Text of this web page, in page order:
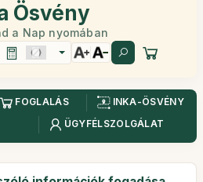
Ösvény
a Nap nyomában
FOGLALÁS
INKA-ÖSVÉNY
ÜGYFÉLSZOLGÁLAT